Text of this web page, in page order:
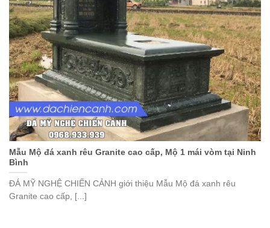
Mẫu Mộ đá xanh rêu Granite cao cấp, Mộ 1 mái vòm tại Ninh
Bình
ĐÁ MỸ NGHỆ CHIẾN CẢNH giới thiệu Mẫu Mộ đá xanh rêu
Granite cao cấp, [...]